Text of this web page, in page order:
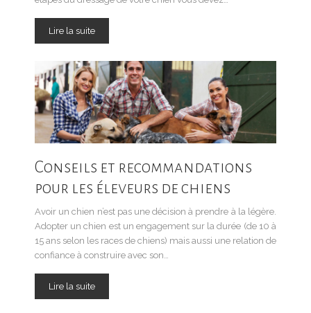
Lire la suite
Conseils et recommandations
pour les éleveurs de chiens
Avoir un chien n’est pas une décision à prendre à la légère.
Adopter un chien est un engagement sur la durée (de 10 à
15 ans selon les races de chiens) mais aussi une relation de
confiance à construire avec son…
Lire la suite